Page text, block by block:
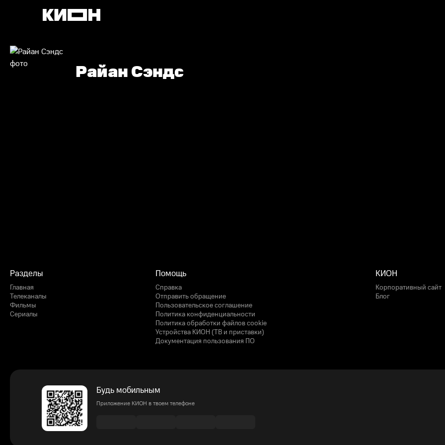
Райан Сэндс
Разделы
Главная
Телеканалы
Фильмы
Сериалы
Помощь
Справка
Отправить обращение
Пользовательское соглашение
Политика конфиденциальности
Политика обработки файлов cookie
Устройства КИОН (ТВ и приставки)
Документация пользования ПО
КИОН
Корпоративный сайт
Блог
Будь мобильным
Приложение КИОН в твоем телефоне